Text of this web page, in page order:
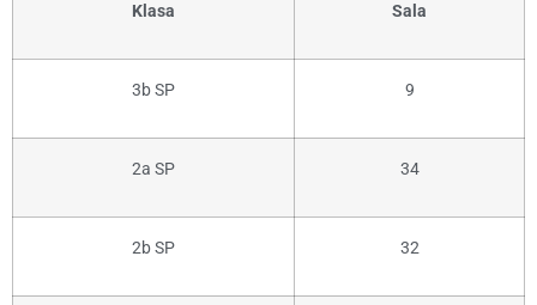
Klasa Sala
3b SP 9
2a SP 34
2b SP 32